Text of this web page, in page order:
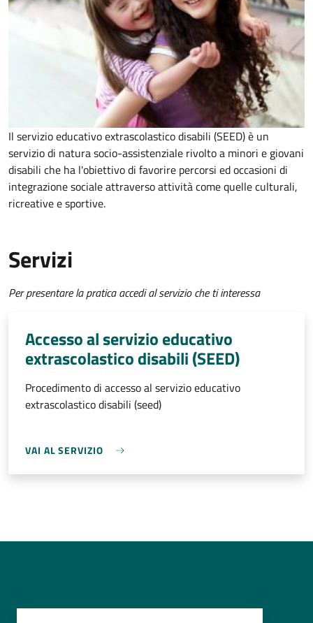
Il servizio educativo extrascolastico disabili (SEED) è un
servizio di natura socio-assistenziale rivolto a minori e giovani
disabili che ha l'obiettivo di favorire percorsi ed occasioni di
integrazione sociale attraverso attività come quelle culturali,
ricreative e sportive.
Servizi
Per presentare la pratica accedi al servizio che ti interessa
Accesso al servizio educativo
extrascolastico disabili (SEED)
Procedimento di accesso al servizio educativo
extrascolastico disabili (seed)
VAI AL SERVIZIO